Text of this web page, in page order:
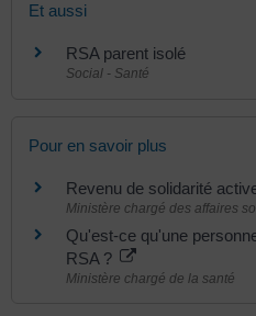
Et aussi
RSA parent isolé
Social - Santé
Pour en savoir plus
Revenu de solidarité
Ministère chargé des affaires
Qu'est-ce qu'une
RSA ?
Ministère chargé de la santé